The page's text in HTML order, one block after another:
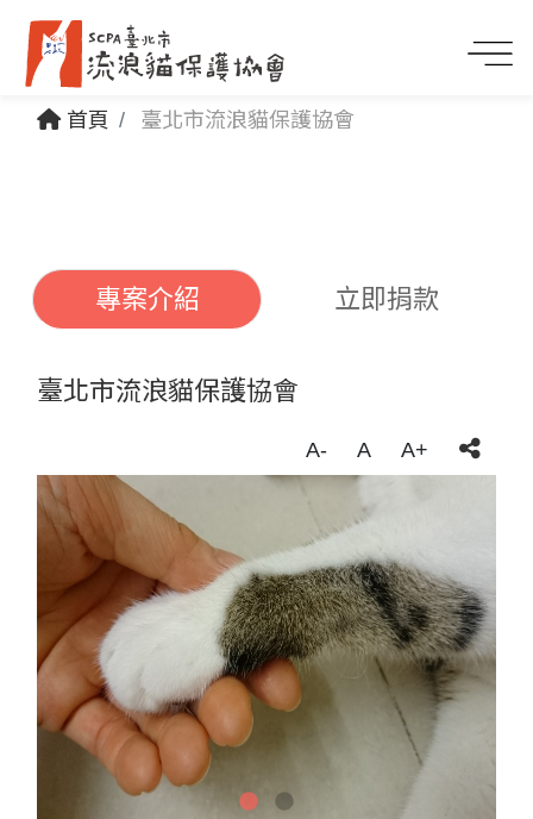
首頁 臺北市流浪貓保護協會
專案介紹 立即捐款
臺北市流浪貓保護協會
A- A A+